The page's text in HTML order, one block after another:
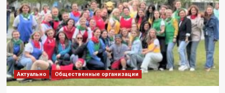
Актуально Общественные организации